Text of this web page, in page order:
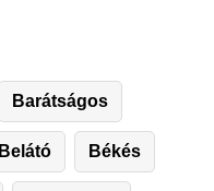
Barátságos
Belátó Békés